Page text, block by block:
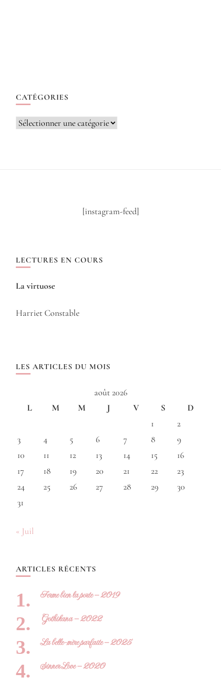
CATÉGORIES
Catégories
[instagram-feed]
LECTURES EN COURS
La virtuose
Harriet Constable
LES ARTICLES DU MOIS
août 2026
L
M M J V S
D
1
2
3
4 5 6 7 8
9
10
11 12 13 14 15
16
17
18 19 20 21 22
23
24
25 26 27 28 29
30
31
« Juil
ARTICLES RÉCENTS
Ferme bien la porte – 2019
Gothikana – 2022
La belle-mère parfaite – 2025
Sinner Love – 2020